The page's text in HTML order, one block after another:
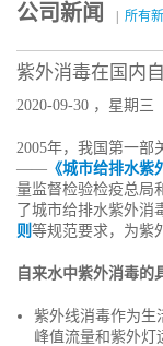
公司新闻 所有
紫外消毒在国内
2020-09-30 ，星期三
2005年，我国第一部
—— 《城市给排水紫
量监督检验检疫总局
了城市给排水紫外消
则 等规范要求，为紫
自来水中紫外消毒的
紫外线消毒作为生
峰值流量和紫外灯